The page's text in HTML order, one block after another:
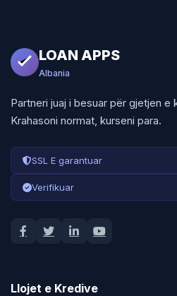
LOAN APPS
Albania
Partneri juaj i besuar për gjetjen
Krahasoni normat, kurseni para.
SSL E garantuar
Verifikuar
Llojet e Kredive